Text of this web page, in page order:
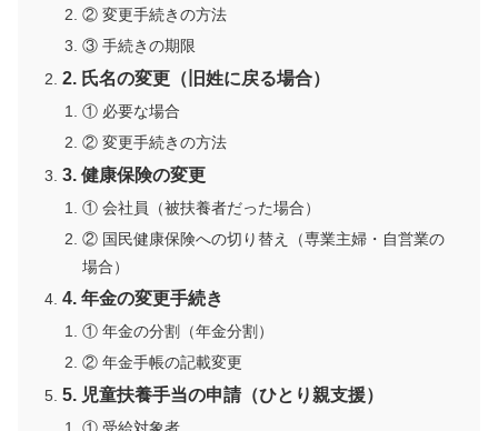
② 変更手続きの方法
③ 手続きの期限
2. 氏名の変更（旧姓に戻る場合）
① 必要な場合
② 変更手続きの方法
3. 健康保険の変更
① 会社員（被扶養者だった場合）
② 国民健康保険への切り替え（専業主婦・自営業の
場合）
4. 年金の変更手続き
① 年金の分割（年金分割）
② 年金手帳の記載変更
5. 児童扶養手当の申請（ひとり親支援）